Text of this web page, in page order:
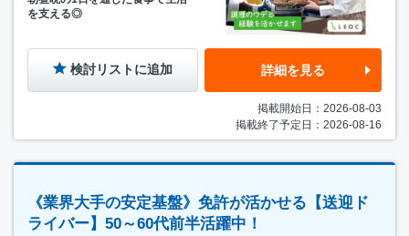
を支える◎
検討リストに追加 詳細を見る
掲載開始日：2026-08-03
掲載終了予定日：2026-08-16
《業界大手の安定基盤》免許が活かせる【送迎ド
ライバー】50～60代前半活躍中！